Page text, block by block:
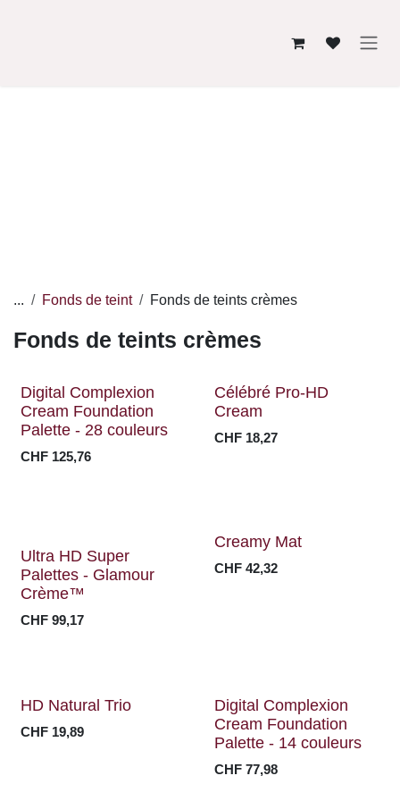
... Fonds de teint Fonds de teints crèmes
Fonds de teints crèmes
Nouveau !
Digital Complexion
Cream Foundation
Palette - 28 couleurs
CHF 125,76
Célébré Pro-HD
Cream
CHF 18,27
Ultra HD Super
Palettes - Glamour
Crème™
CHF 99,17
Creamy Mat
CHF 42,32
HD Natural Trio
CHF 19,89
Digital Complexion
Cream Foundation
Palette - 14 couleurs
CHF 77,98